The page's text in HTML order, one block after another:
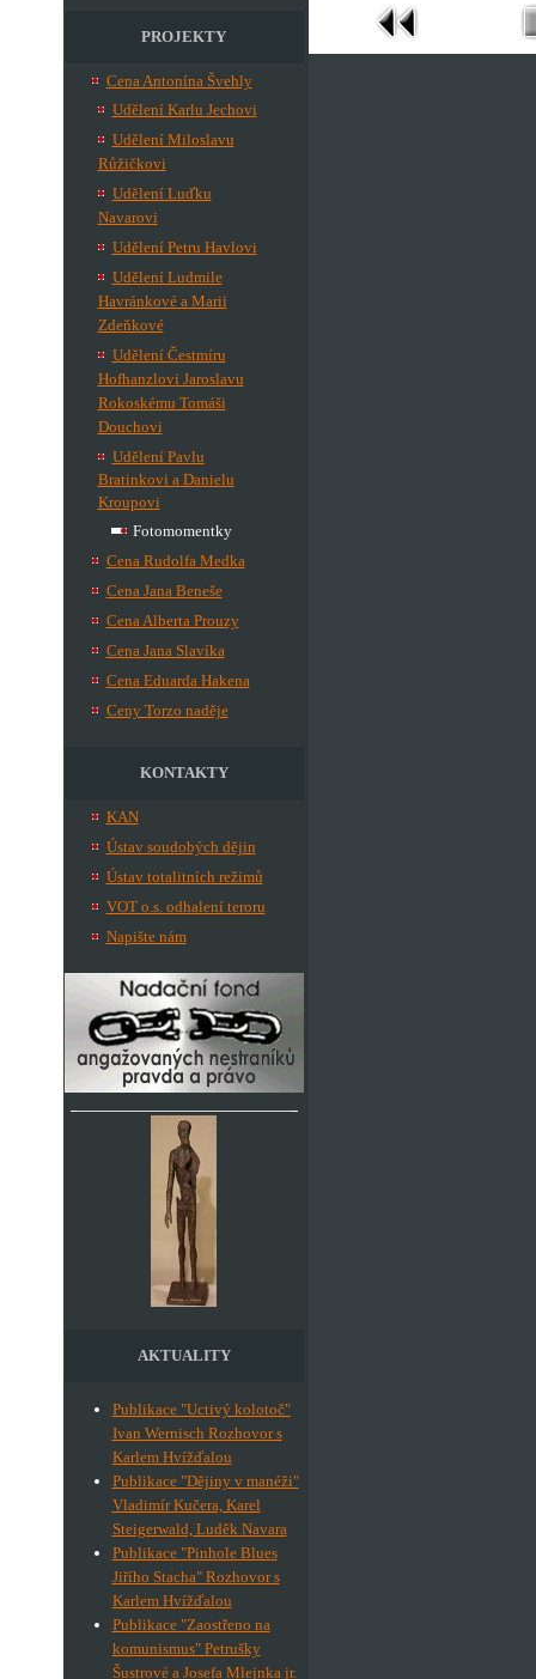
PROJEKTY
Cena Antonína Švehly
Udělení Karlu Jechovi
Udělení Miloslavu
Růžičkovi
Udělení Luďku
Navarovi
Udělení Petru Havlovi
Udělení Ludmile
Havránkové a Marii
Zdeňkové
Udělení Čestmíru
Hofhanzlovi Jaroslavu
Rokoskému Tomáši
Douchovi
Udělení Pavlu
Bratinkovi a Danielu
Kroupovi
Fotomomentky
Cena Rudolfa Medka
Cena Jana Beneše
Cena Alberta Prouzy
Cena Jana Slavíka
Cena Eduarda Hakena
Ceny Torzo naděje
KONTAKTY
KAN
Ústav soudobých dějin
Ústav totalitních režimů
VOT o.s. odhalení teroru
Napište nám
AKTUALITY
Publikace "Uctivý kolotoč"
Ivan Wernisch Rozhovor s
Karlem Hvížďalou
Publikace "Dějiny v manéži"
Vladimír Kučera, Karel
Steigerwald, Luděk Navara
Publikace "Pinhole Blues
Jiřího Stacha" Rozhovor s
Karlem Hvížďalou
Publikace "Zaostřeno na
komunismus" Petrušky
Šustrové a Josefa Mlejnka jr.